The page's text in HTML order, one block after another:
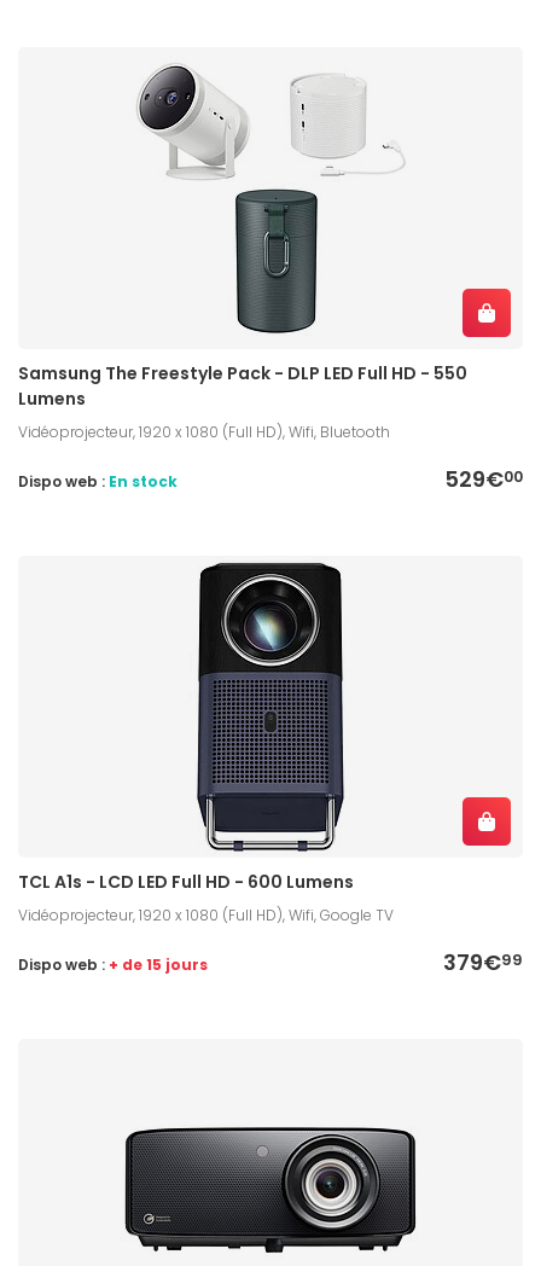
Samsung The Freestyle Pack - DLP LED Full HD - 550
Lumens
Vidéoprojecteur, 1920 x 1080 (Full HD), Wifi, Bluetooth
529€00
Dispo web : En stock
TCL A1s - LCD LED Full HD - 600 Lumens
Vidéoprojecteur, 1920 x 1080 (Full HD), Wifi, Google TV
379€99
Dispo web : + de 15 jours